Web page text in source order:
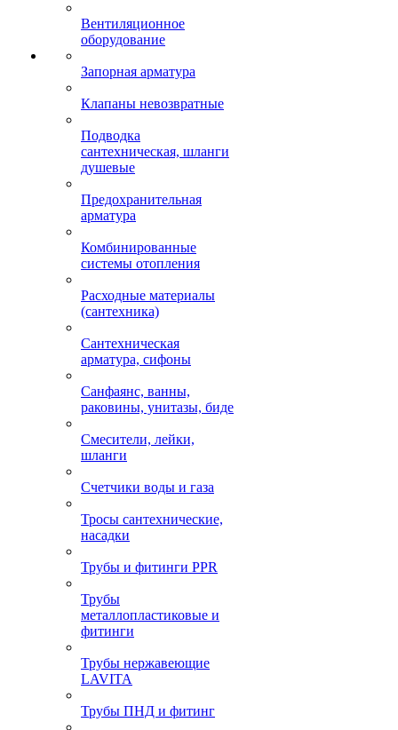
Вентиляционное
оборудование
Запорная арматура
Клапаны невозвратные
Подводка
сантехническая, шланги
душевые
Предохранительная
арматура
Комбинированные
системы отопления
Расходные материалы
(сантехника)
Сантехническая
арматура, сифоны
Санфаянс, ванны,
раковины, унитазы, биде
Смесители, лейки,
шланги
Счетчики воды и газа
Тросы сантехнические,
насадки
Трубы и фитинги PPR
Трубы
металлопластиковые и
фитинги
Трубы нержавеющие
LAVITA
Трубы ПНД и фитинг